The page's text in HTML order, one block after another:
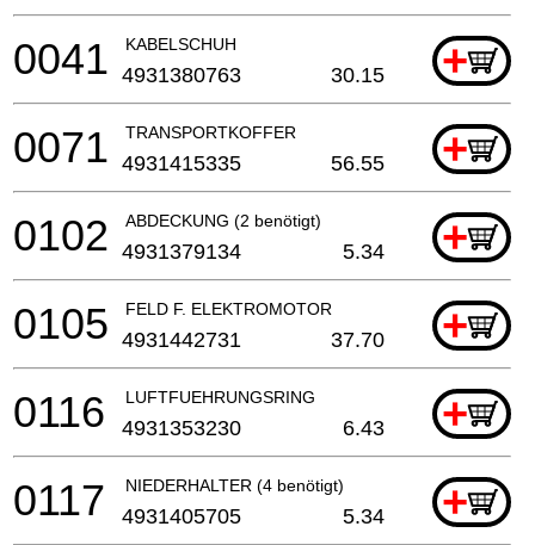
KABELSCHUH +
0041 4931380763 30.15
TRANSPORTKOFFER +
0071 4931415335 56.55
ABDECKUNG (2 benötigt) +
0102 4931379134 5.34
FELD F. ELEKTROMOTOR +
0105 4931442731 37.70
LUFTFUEHRUNGSRING +
0116 4931353230 6.43
NIEDERHALTER (4 benötigt) +
0117 4931405705 5.34